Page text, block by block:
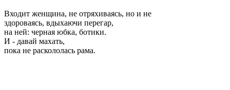
Входит женщина, не отряхиваясь, но и не
здороваясь, вдыхаючи перегар,
на ней: черная юбка, ботики.
И - давай махать,
пока не раскололась рама.